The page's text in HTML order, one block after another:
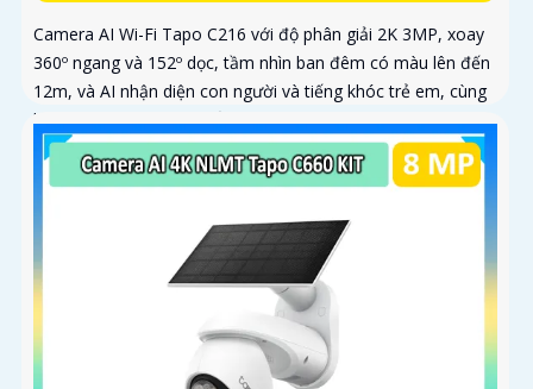
Camera AI Wi-Fi Tapo C216 với độ phân giải 2K 3MP, xoay
360º ngang và 152º dọc, tầm nhìn ban đêm có màu lên đến
12m, và AI nhận diện con người và tiếng khóc trẻ em, cùng
khả năng theo dõi chuyển động tự động